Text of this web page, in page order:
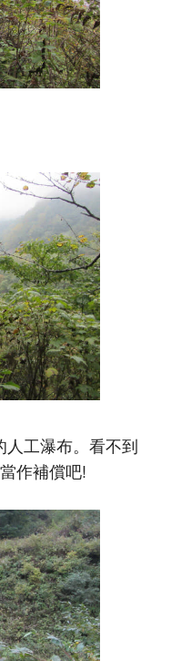
工瀑布。看不到
作補償吧!